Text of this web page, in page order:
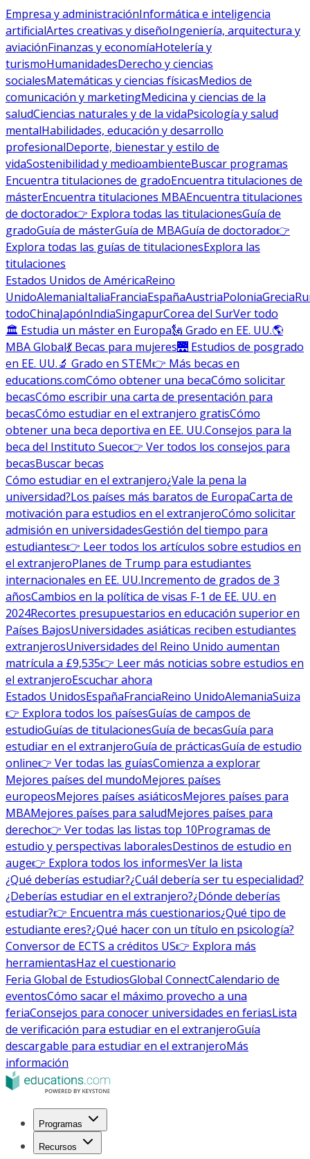
Empresa y administraciónInformática e inteligencia
artificialArtes creativas y diseñoIngeniería, arquitectura y
aviaciónFinanzas y economíaHotelería y
turismoHumanidadesDerecho y ciencias
socialesMatemáticas y ciencias físicasMedios de
comunicación y marketingMedicina y ciencias de la
saludCiencias naturales y de la vidaPsicología y salud
mentalHabilidades, educación y desarrollo
profesionalDeporte, bienestar y estilo de
vidaSostenibilidad y medioambienteBuscar programas
Encuentra titulaciones de gradoEncuentra titulaciones de
másterEncuentra titulaciones MBAEncuentra titulaciones
de doctorado👉 Explora todas las titulacionesGuía de
gradoGuía de másterGuía de MBAGuía de doctorado👉
Explora todas las guías de titulacionesExplora las
titulaciones
Estados Unidos de AméricaReino
UnidoAlemaniaItaliaFranciaEspañaAustriaPoloniaGrecia
todoChinaJapónIndiaSingapurCorea del SurVer todo
🏛 Estudia un máster en Europa🗽 Grado en EE. UU.🌎
MBA Global💃 Becas para mujeres🌉 Estudios de posgrado
en EE. UU.🔬 Grado en STEM👉 Más becas en
educations.comCómo obtener una becaCómo solicitar
becasCómo escribir una carta de presentación para
becasCómo estudiar en el extranjero gratisCómo
obtener una beca deportiva en EE. UU.Consejos para la
beca del Instituto Sueco👉 Ver todos los consejos para
becasBuscar becas
Cómo estudiar en el extranjero¿Vale la pena la
universidad?Los países más baratos de EuropaCarta de
motivación para estudios en el extranjeroCómo solicitar
admisión en universidadesGestión del tiempo para
estudiantes👉 Leer todos los artículos sobre estudios en
el extranjeroPlanes de Trump para estudiantes
internacionales en EE. UU.Incremento de grados de 3
añosCambios en la política de visas F-1 de EE. UU. en
2024Recortes presupuestarios en educación superior en
Países BajosUniversidades asiáticas reciben estudiantes
extranjerosUniversidades del Reino Unido aumentan
matrícula a £9,535👉 Leer más noticias sobre estudios en
el extranjeroEscuchar ahora
Estados UnidosEspañaFranciaReino UnidoAlemaniaSuiza
👉 Explora todos los paísesGuías de campos de
estudioGuías de titulacionesGuía de becasGuía para
estudiar en el extranjeroGuía de prácticasGuía de estudio
online👉 Ver todas las guíasComienza a explorar
Mejores países del mundoMejores países
europeosMejores países asiáticosMejores países para
MBAMejores países para saludMejores países para
derecho👉 Ver todas las listas top 10Programas de
estudio y perspectivas laboralesDestinos de estudio en
auge👉 Explora todos los informesVer la lista
¿Qué deberías estudiar?¿Cuál debería ser tu especialidad?
¿Deberías estudiar en el extranjero?¿Dónde deberías
estudiar?👉 Encuentra más cuestionarios¿Qué tipo de
estudiante eres?¿Qué hacer con un título en psicología?
Conversor de ECTS a créditos US👉 Explora más
herramientasHaz el cuestionario
Feria Global de EstudiosGlobal ConnectCalendario de
eventosCómo sacar el máximo provecho a una
feriaConsejos para conocer universidades en feriasLista
de verificación para estudiar en el extranjeroGuía
descargable para estudiar en el extranjeroMás
información
Programas
Recursos